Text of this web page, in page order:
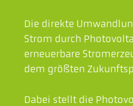
Die direkte
Strom durch
erneuerbare
dem größten
Dabei stellt die